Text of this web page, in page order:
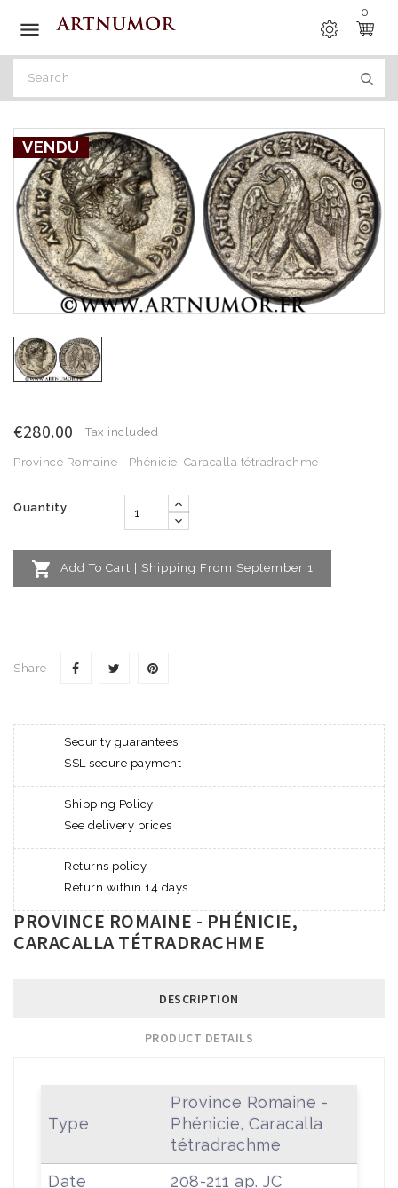

0
VENDU
€280.00 Tax included
Province Romaine - Phénicie, Caracalla tétradrachme
Quantity
 Add To Cart | Shipping From September 1
Share
Security guarantees
SSL secure payment
Shipping Policy
See delivery prices
Returns policy
Return within 14 days
PROVINCE ROMAINE - PHÉNICIE,
CARACALLA TÉTRADRACHME
DESCRIPTION
PRODUCT DETAILS
Type
Province Romaine -
Phénicie, Caracalla
tétradrachme
Date
208-211 ap. JC